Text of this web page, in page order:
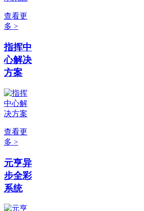
查看更
多 >
指挥中
心解决
方案
查看更
多 >
元亨异
步全彩
系统